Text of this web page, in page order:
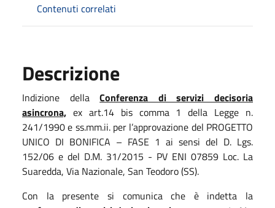
Contenuti correlati
Descrizione
Indizione dellaConferenza di servizi decisoria
asincrona, ex art.14 bis comma 1 della Legge n.
241/1990 e ss.mm.ii. per l’approvazione del PROGETTO
UNICO DI BONIFICA – FASE 1 ai sensi del D. Lgs.
152/06 e del D.M. 31/2015 - PV ENI 07859 Loc. La
Suaredda, Via Nazionale, San Teodoro (SS).
Con la presente si comunica che è indetta la